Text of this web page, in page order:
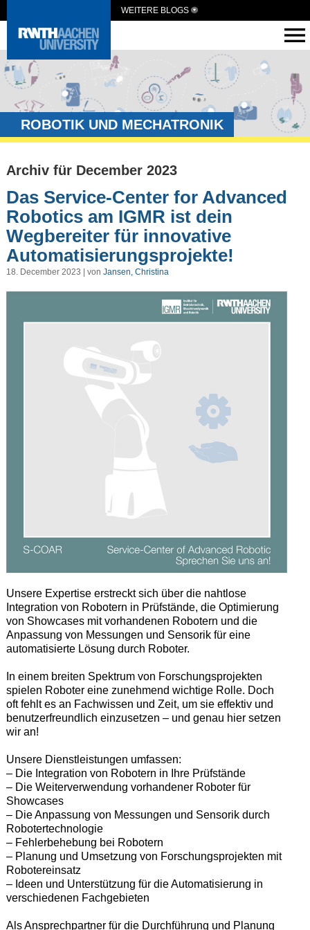
WEITERE BLOGS
ROBOTIK UND MECHATRONIK
Archiv für December 2023
Das Service-Center for Advanced
Robotics am IGMR ist dein
Wegbereiter für innovative
Automatisierungsprojekte!
18. December 2023 | von Jansen, Christina
Unsere Expertise erstreckt sich über die nahtlose
Integration von Robotern in Prüfstände, die Optimierung
von Showcases mit vorhandenen Robotern und die
Anpassung von Messungen und Sensorik für eine
automatisierte Lösung durch Roboter.
In einem breiten Spektrum von Forschungsprojekten
spielen Roboter eine zunehmend wichtige Rolle. Doch
oft fehlt es an Fachwissen und Zeit, um sie effektiv und
benutzerfreundlich einzusetzen – und genau hier setzen
wir an!
Unsere Dienstleistungen umfassen:
– Die Integration von Robotern in Ihre Prüfstände
– Die Weiterverwendung vorhandener Roboter für
Showcases
– Die Anpassung von Messungen und Sensorik durch
Robotertechnologie
– Fehlerbehebung bei Robotern
– Planung und Umsetzung von Forschungsprojekten mit
Robotereinsatz
– Ideen und Unterstützung für die Automatisierung in
verschiedenen Fachgebieten
Als Ansprechpartner für die Durchführung und Planung